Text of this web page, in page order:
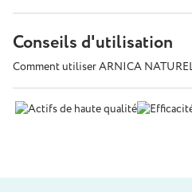
Conseils d'utilisation
Comment utiliser ARNICA